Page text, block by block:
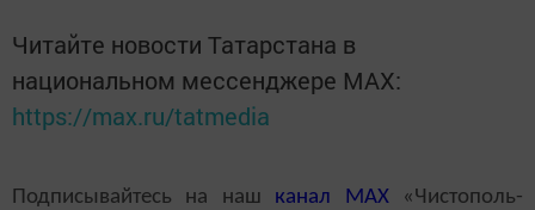
Читайте новости Татарстана в
национальном мессенджере MАХ:
https://max.ru/tatmedia
Подписывайтесь на наш канал MAX«Чистополь-